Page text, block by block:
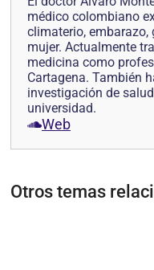
médico colombiano
climaterio, embarazo,
mujer. Actualmente
medicina como
Cartagena. También
investigación de
universidad.
Web
Otros temas